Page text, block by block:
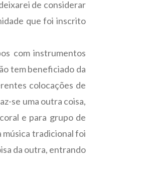
de considerar
que foi inscrito
com instrumentos
tem beneficiado da
colocações de
se uma outra coisa,
e para grupo de
música tradicional foi
da outra, entrando